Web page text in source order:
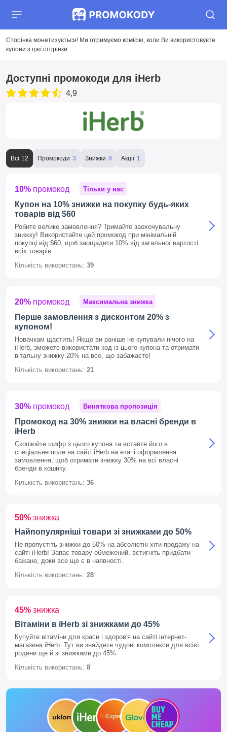
Сторінка монетизується! Ми отримуємо комісію, коли Ви використовуєте
купони з цієї сторінки.
Доступні промокоди для iHerb
4,9
Всі Промокоди Знижки Акції
10% промокод Тільки у нас
Купон на 10% знижки на покупку будь-яких
товарів від $60
Робите велике замовлення? Тримайте заохочувальну
знижку! Використайте цей промокод при мінімальній
покупці від $60, щоб заощадити 10% від загальної вартості
всіх товарів.
Кількість використань: 39
20% промокод Максимальна знижка
Перше замовлення з дисконтом 20% з
купоном!
Новачкам щастить! Якщо ви раніше не купували нічого на
iHerb, зможете використати код із цього купона та отримати
вітальну знижку 20% на все, що забажаєте!
Кількість використань: 21
30% промокод Виняткова пропозиція
Промокод на 30% знижки на власні бренди в
iHerb
Скопіюйте шифр з цього купона та вставте його в
спеціальне поле на сайті iHerb на етапі оформлення
замовлення, щоб отримати знижку 30% на всі власні
бренди в кошику.
Кількість використань: 36
50% знижка
Найпопулярніші товари зі знижками до 50%
Не пропустіть знижки до 50% на абсолютні хіти продажу на
сайті iHerb! Запас товару обмежений, встигніть придбати
бажане, доки все ще є в наявності.
Кількість використань: 28
45% знижка
Вітаміни в iHerb зі знижками до 45%
Купуйте вітаміни для краси і здоров'я на сайті інтернет-
магазина iHerb. Тут ви знайдете чудові комплекси для всієї
родини ще й зі знижками до 45%.
Кількість використань: 8